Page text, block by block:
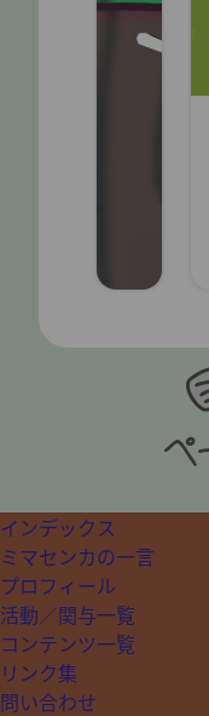
インデックス
ミマセンカの一言
プロフィール
活動／関与一覧
コンテンツ一覧
リンク集
問い合わせ